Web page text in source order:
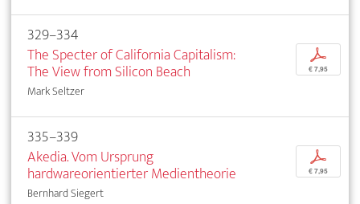
329–334
The Specter of California Capitalism:
The View from Silicon Beach
Mark Seltzer
p
€ 7,95
335–339
Akedia. Vom Ursprung
hardwareorientierter Medientheorie
Bernhard Siegert
p
€ 7,95